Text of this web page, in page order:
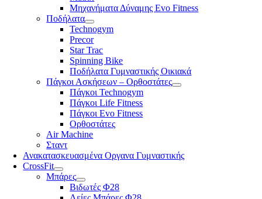
Μηχανήματα Δύναμης Evo Fitness
Ποδήλατα
Technogym
Precor
Star Trac
Spinning Bike
Ποδήλατα Γυμναστικής Οικιακά
Πάγκοι Ασκήσεων – Ορθοστάτες
Πάγκοι Technogym
Πάγκοι Life Fitness
Πάγκοι Evo Fitness
Ορθοστάτες
Air Machine
Σταντ
Ανακατασκευασμένα Οργανα Γυμναστικής
CrossFit
Μπάρες
Βιδωτές Φ28